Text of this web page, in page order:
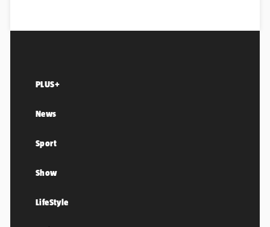
PLUS+
News
Sport
Show
LifeStyle